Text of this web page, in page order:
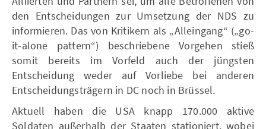
den Entscheidungen zur Umsetzung der NDS zu
informieren. Das von Kritikern als „Alleingang“ („go-
it-alone pattern“) beschriebene Vorgehen stieß
somit bereits im Vorfeld auch der jüngsten
Entscheidung weder auf Vorliebe bei anderen
Entscheidungsträgern in DC noch in Brüssel.
Aktuell haben die USA knapp 170.000 aktive
Soldaten außerhalb der Staaten stationiert, wobei